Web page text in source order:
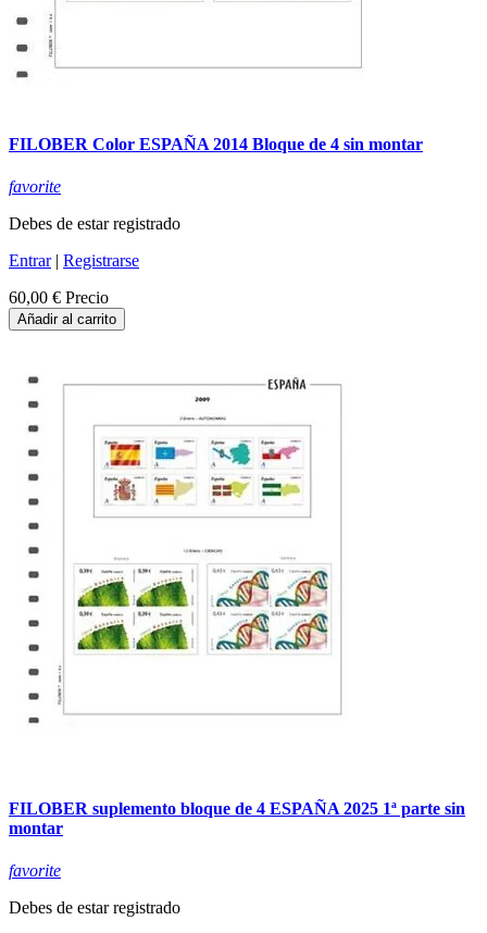
FILOBER Color ESPAÑA 2014 Bloque de 4 sin montar
favorite
Debes de estar registrado
Entrar| Registrarse
60,00 € Precio
Añadir al carrito
FILOBER suplemento bloque de 4 ESPAÑA 2025 1ª parte sin
montar
favorite
Debes de estar registrado